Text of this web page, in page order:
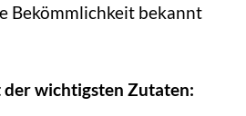
Bekömmlichkeit bekannt
wichtigsten Zutaten: